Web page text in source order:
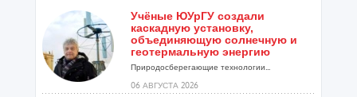
Учёные ЮУрГУ создали
каскадную установку,
объединяющую солнечную и
геотермальную энергию
Природосберегающие технологии...
06 АВГУСТА 2026